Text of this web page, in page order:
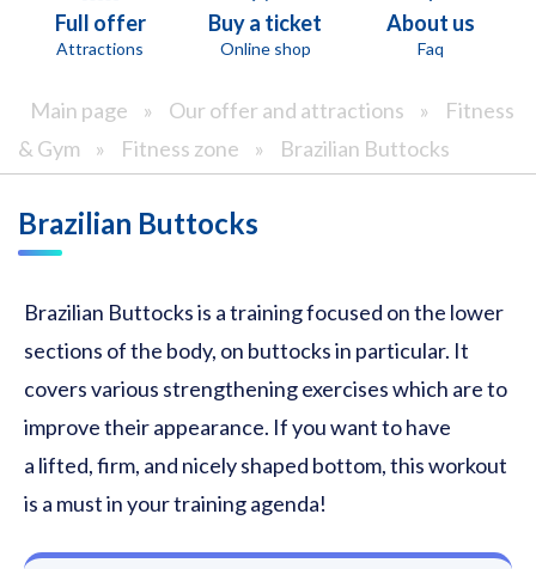
Full offer
Attractions
Buy a ticket
Online shop
About us
Faq
Main page » Our offer and attractions »
Fitness
& Gym
» Fitness zone » Brazilian Buttocks
Brazilian Buttocks
Brazilian Buttocks is a training focused on the lower
sections of the body, on buttocks in particular. It
covers various strengthening exercises which are to
improve their appearance. If you want to have
a lifted, firm, and nicely shaped bottom, this workout
is a must in your training agenda!